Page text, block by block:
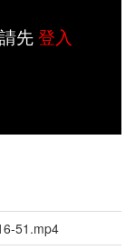
先登入
51.mp4